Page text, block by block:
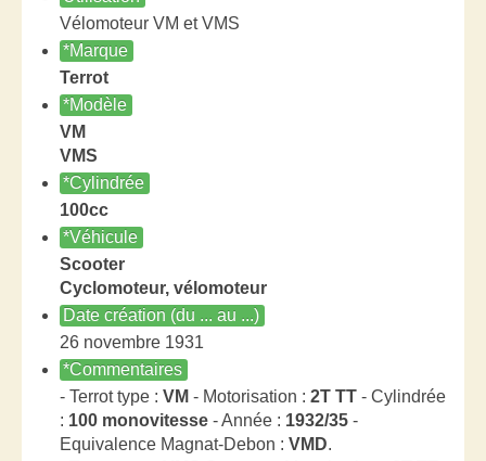
Vélomoteur VM et VMS
*Marque
Terrot
*Modèle
VM
VMS
*Cylindrée
100cc
*Véhicule
Scooter
Cyclomoteur, vélomoteur
Date création (du ... au ...)
26 novembre 1931
*Commentaires
- Terrot type : VM - Motorisation : 2T TT - Cylindrée
: 100 monovitesse - Année : 1932/35 -
Equivalence Magnat-Debon : VMD.